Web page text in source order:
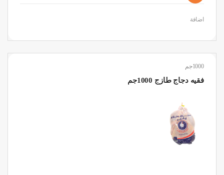
اضافة
1000جم
فقيه دجاج طازج 1000جم